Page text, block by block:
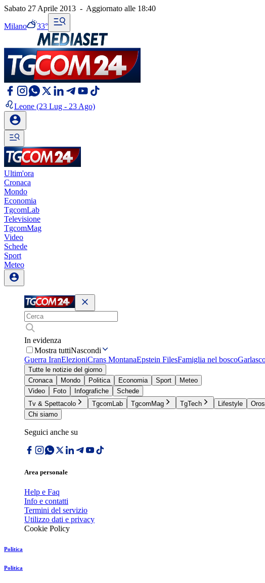
Sabato 27 Aprile 2013 - Aggiornato alle 18:40
Milano 33°
Leone (23 Lug - 23 Ago)
Ultim'ora
Cronaca
Mondo
Economia
TgcomLab
Televisione
TgcomMag
Video
Schede
Sport
Meteo
In evidenza
Mostra tuttiNascondi
Guerra IranElezioniCrans MontanaEpstein FilesFamiglia nel bosco
Tutte le notizie del giorno
Cronaca
Mondo Politica Economia Sport
Meteo
Video
Foto Infografiche
Schede
Tv & Spettacolo
TgcomLab TgcomMag TgTech Lifestyle
Chi siamo
Seguici anche su
Area personale
Help e Faq
Info e contatti
Termini del servizio
Utilizzo dati e privacy
Cookie Policy
Politica
Politica